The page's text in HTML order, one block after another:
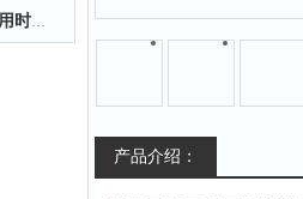
VOC检测仪主要成分和使用时应注意事项
产品介绍：